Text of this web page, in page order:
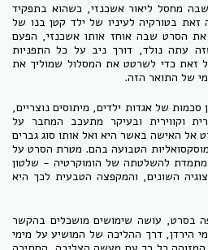
מחסל ליאור אשכנזי, כשהוא בתפקיד
זאת בטורקיה לעיניו של ילד קטן בנו של
הסרט שבה אוחז אותו אשכנזי, הפעם
עתה נולד, דורך ניב על כל התפניות
זאת כדי לשרטט את המסלול שמוליך את
של התואר הזה.
של אגדות ילדים, מיתוסים נוצריים,
וקווירית ובעיקר מתעכב המחבר על
אל האישה באשר היא ואל אותו סוג גברים
הטבועה בהם. מטרת הסרט על
מתמדת להשלטתה של הומוקרטיה - שלטון
השונים, והמקפצה הטבעית לכך היא
בסרט, עושה שימושים מושכלים בהקשר
הירדן, דרך ההליכה של המושיע על מימי